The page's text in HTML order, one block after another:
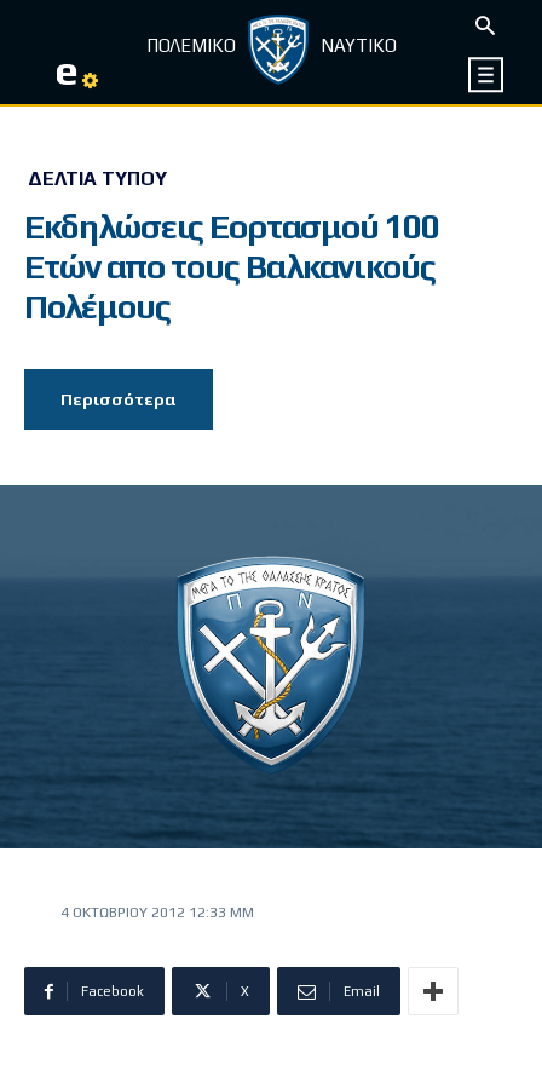
e ΠΟΛΕΜΙΚΟ ΝΑΥΤΙΚΟ
ΔΕΛΤΊΑ ΤΎΠΟΥ
Εκδηλώσεις Εορτασμού 100
Ετών απο τους Βαλκανικούς
Πολέμους
Περισσότερα
4 ΟΚΤΩΒΡΊΟΥ 2012 12:33 ΜΜ
Facebook X Email